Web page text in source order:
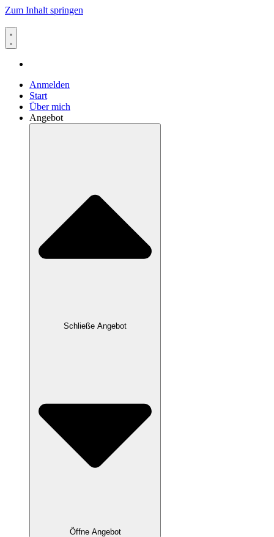
Zum Inhalt springen
Anmelden
Start
Über mich
Angebot
Schließe Angebot
Öffne Angebot